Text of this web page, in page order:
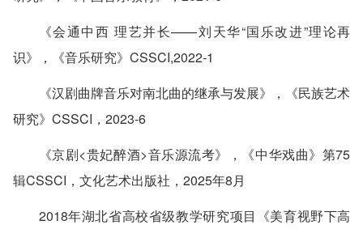
《会通中西 理艺并长——刘天华“国乐改进”理论再
识》，《音乐研究》CSSCI,2022-1
《汉剧曲牌音乐对南北曲的继承与发展》，《民族艺术
研究》CSSCI，2023-6
《京剧<贵妃醉酒>音乐源流考》，《中华戏曲》第75
辑CSSCI，文化艺术出版社，2025年8月
2018年湖北省高校省级教学研究项目《美育视野下高